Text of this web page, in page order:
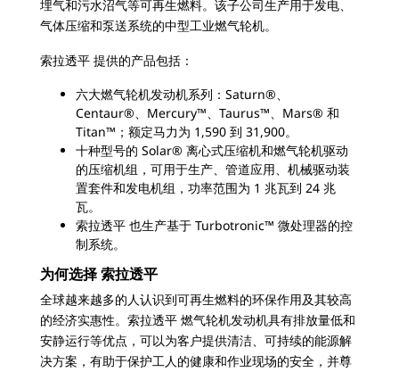
埋气和污水沼气等可再生燃料。该子公司生产用于发电、
气体压缩和泵送系统的中型工业燃气轮机。
索拉透平 提供的产品包括：
六大燃气轮机发动机系列：Saturn®、
Centaur®、Mercury™、Taurus™、Mars® 和
Titan™；额定马力为 1,590 到 31,900。
十种型号的 Solar® 离心式压缩机和燃气轮机驱动
的压缩机组，可用于生产、管道应用、机械驱动装
置套件和发电机组，功率范围为 1 兆瓦到 24 兆
瓦。
索拉透平 也生产基于 Turbotronic™ 微处理器的控
制系统。
为何选择 索拉透平
全球越来越多的人认识到可再生燃料的环保作用及其较高
的经济实惠性。索拉透平 燃气轮机发动机具有排放量低和
安静运行等优点，可以为客户提供清洁、可持续的能源解
决方案，有助于保护工人的健康和作业现场的安全，并尊